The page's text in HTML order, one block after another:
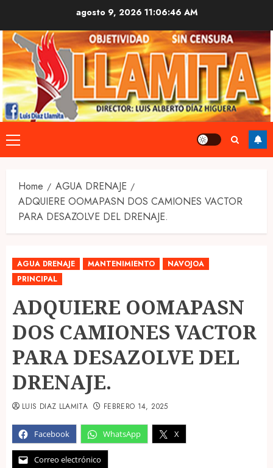
content
agosto 9, 202611:06:47 AM
Primary
Menu
Home
AGUA DRENAJE
ADQUIERE OOMAPASN DOS CAMIONES VACTOR
PARA DESAZOLVE DEL DRENAJE.
AGUA DRENAJE MANTENIMIENTO
NAVOJOA
PRINCIPAL
ADQUIERE OOMAPASN
DOS CAMIONES VACTOR
PARA DESAZOLVE DEL
DRENAJE.
Facebook WhatsApp X
Correo electrónico
LUIS DIAZ LLAMITA FEBRERO 14, 2025